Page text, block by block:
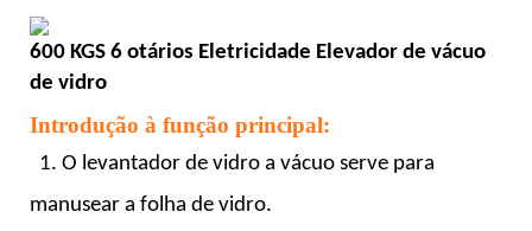
600 KGS 6 otários Eletricidade Elevador de vácuo
de vidro
Introdução à função principal:
1. O levantador de vidro a vácuo serve para
manusear a folha de vidro.